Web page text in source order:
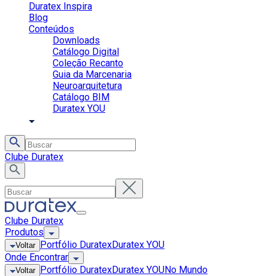
Duratex Inspira
Blog
Conteúdos
Downloads
Catálogo Digital
Coleção Recanto
Guia da Marcenaria
Neuroarquitetura
Catálogo BIM
Duratex YOU
Clube Duratex
Clube Duratex
Produtos
Voltar Portfólio DuratexDuratex YOU
Onde Encontrar
Voltar Portfólio DuratexDuratex YOUNo Mundo